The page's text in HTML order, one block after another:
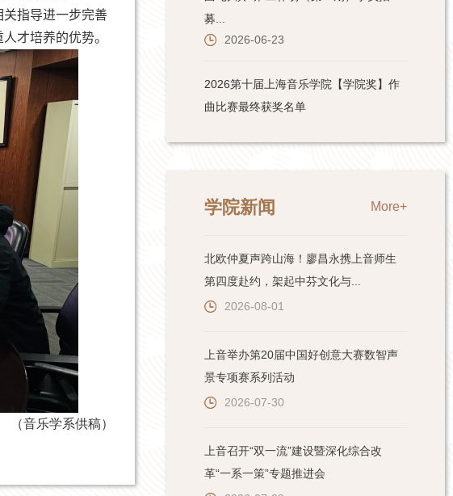
指导进一步完善
才培养的优势。
（音乐学系供稿）
学院新闻 More+
北欧仲夏声跨山海！廖昌永携上音师生
第四度赴约，架起中芬文化与...
2026-08-01
上音举办第20届中国好创意大赛数智声
景专项赛系列活动
2026-07-30
上音召开“双一流”建设暨深化综合改
革“一系一策”专题推进会